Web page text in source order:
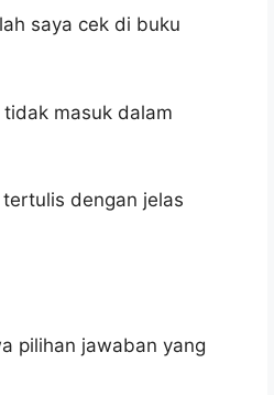
saya cek di buku
masuk dalam
dengan jelas
pilihan jawaban yang